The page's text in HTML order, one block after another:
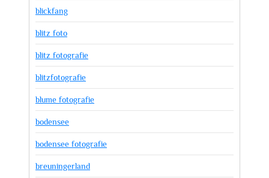
blickfang
blitz foto
blitz fotografie
blitzfotografie
blume fotografie
bodensee
bodensee fotografie
breuningerland